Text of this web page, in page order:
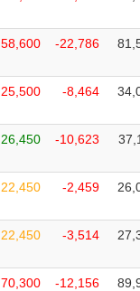
58,600 -22,786
25,500 -8,464
26,450 -10,623
22,450 -2,459
22,450 -3,514
70,300 -12,156